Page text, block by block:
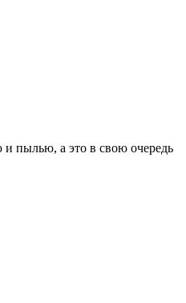
пылью, а это в свою очередь